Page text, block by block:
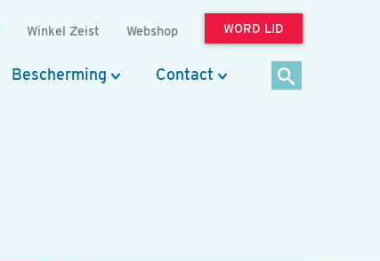
Winkel Zeist Webshop WORD LID
Bescherming Contact